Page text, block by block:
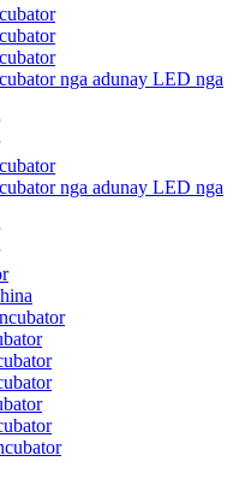
nga adunay LED nga
nga adunay LED nga